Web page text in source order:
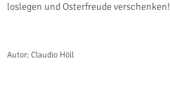
loslegen und Osterfreude verschenken!
Autor: Claudio Höll